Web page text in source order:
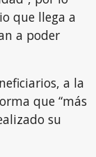
que llega a
a poder
a la
que “más
su